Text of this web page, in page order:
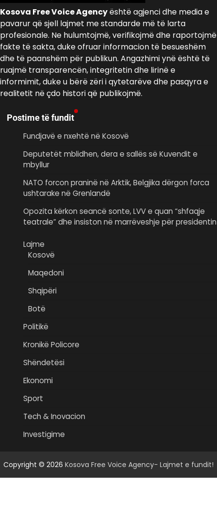
Kosova Free Voice Agencyështë agjenci dhe media e
pavarur që sjell lajmet me standarde më të larta
profesionale. Ne hulumtojmë, verifikojmë dhe raportojmë
fakte të sakta, duke ofruar informacion të besueshëm
dhe të paanshëm për publikun. Angazhimi ynë është të
ruajmë transparencën, integritetin dhe lirinë e
informimit, duke u bërë zëri i qytetarëve dhe pasqyra e
realitetit në çdo histori që publikojmë.
Postime të fundit
Fundjavë e nxehtë në Kosovë
Deputetët mblidhen, dera e sallës së Kuvendit e
mbyllur
NATO forcon praninë në Arktik, Belgjika dërgon forca
ushtarake në Grenlandë
Opozita kërkon seancë sonte, LVV e quan “shfaqje
teatrale” dhe insiston në marrëveshje për presidentin
Lajme
Kosovë
Maqedoni
Shqipëri
Botë
Politikë
Kronikë Policore
Shëndetësi
Ekonomi
Sport
Tech & Inovacion
Investigime